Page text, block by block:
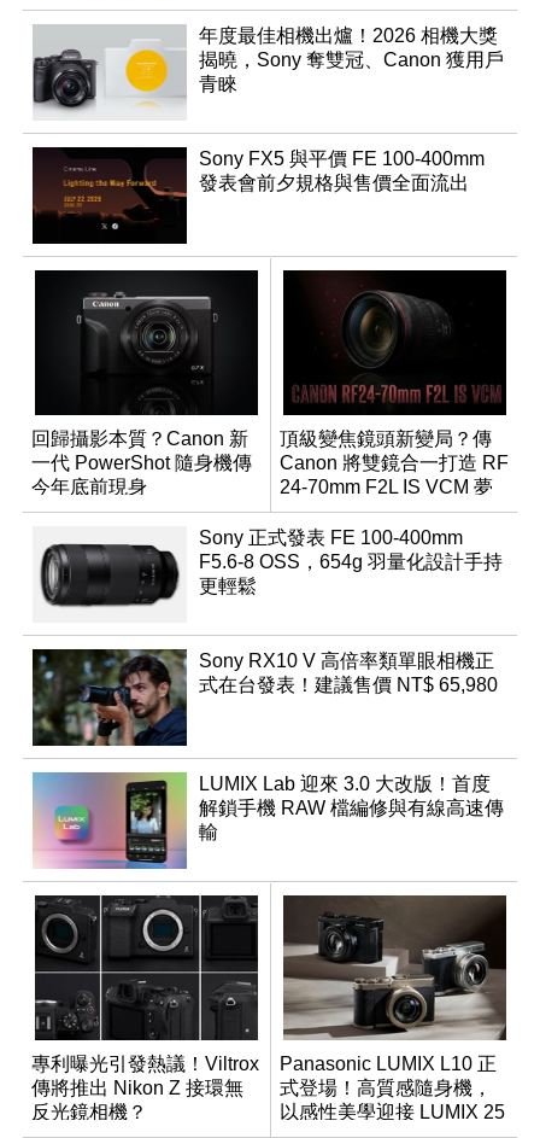
年度最佳相機出爐！2026 相機大獎
揭曉，Sony 奪雙冠、Canon 獲用戶
青睞
Sony FX5 與平價 FE 100-400mm
發表會前夕規格與售價全面流出
回歸攝影本質？Canon 新
一代 PowerShot 隨身機傳
今年底前現身
頂級變焦鏡頭新變局？傳
Canon 將雙鏡合一打造 RF
24-70mm F2L IS VCM 夢
幻規格
Sony 正式發表 FE 100-400mm
F5.6-8 OSS，654g 羽量化設計手持
更輕鬆
Sony RX10 V 高倍率類單眼相機正
式在台發表！建議售價 NT$ 65,980
LUMIX Lab 迎來 3.0 大改版！首度
解鎖手機 RAW 檔編修與有線高速傳
輸
專利曝光引發熱議！Viltrox
傳將推出 Nikon Z 接環無
反光鏡相機？
Panasonic LUMIX L10 正
式登場！高質感隨身機，
以感性美學迎接 LUMIX 25